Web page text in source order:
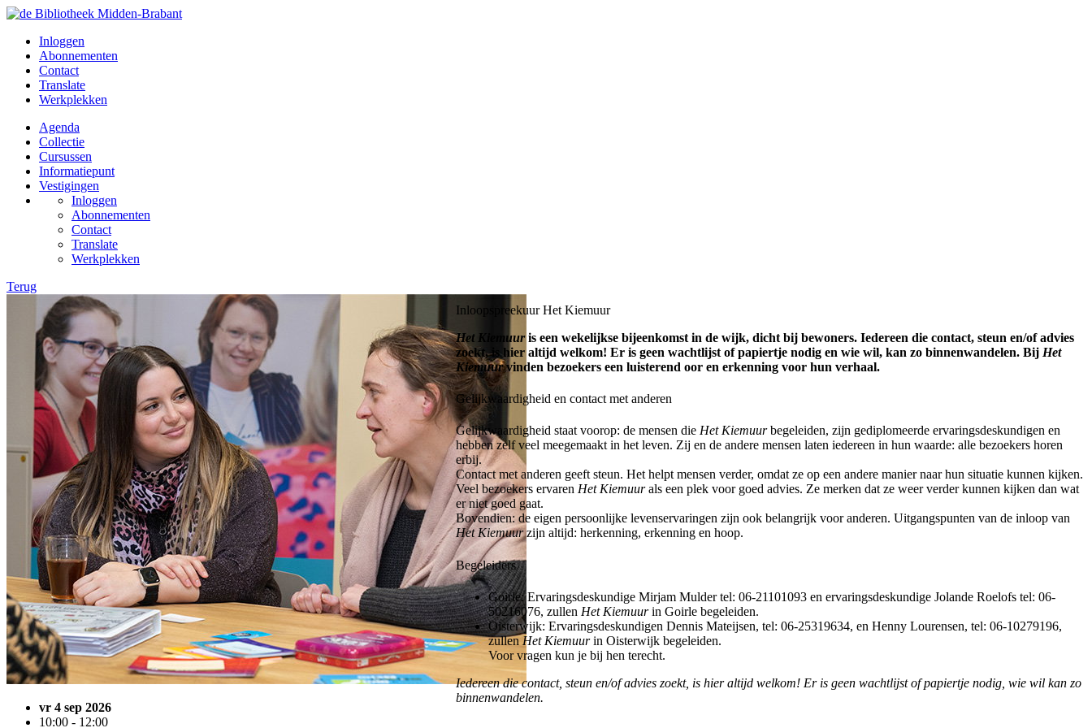
Inloggen
Abonnementen
Contact
Translate
Werkplekken
Agenda
Collectie
Cursussen
Informatiepunt
Vestigingen
Inloggen
Abonnementen
Contact
Translate
Werkplekken
Terug
vr 4 sep 2026
10:00 - 12:00
Inloopspreekuur Het Kiemuur
Het Kiemuuris een wekelijkse bijeenkomst in de wijk, dicht bij bewoners. Iedereen die contact, steun en/of advies
zoekt, is hier altijd welkom! Er is geen wachtlijst of papiertje nodig en wie wil, kan zo binnenwandelen. Bij Het
Kiemuurvinden bezoekers een luisterend oor en erkenning voor hun verhaal.
Gelijkwaardigheid en contact met anderen
Gelijkwaardigheid staat voorop: de mensen die Het Kiemuurbegeleiden, zijn gediplomeerde ervaringsdeskundigen en
hebben zelf veel meegemaakt in het leven. Zij en de andere mensen laten iedereen in hun waarde: alle bezoekers horen
erbij.
Contact met anderen geeft steun. Het helpt mensen verder, omdat ze op een andere manier naar hun situatie kunnen kijken.
Veel bezoekers ervaren Het Kiemuurals een plek voor goed advies. Ze merken dat ze weer verder kunnen kijken dan wat
er niet goed gaat.
Bovendien: de eigen persoonlijke levenservaringen zijn ook belangrijk voor anderen. Uitgangspunten van de inloop van
Het Kiemuurzijn altijd: herkenning, erkenning en hoop.
Begeleiders
Goirle: Ervaringsdeskundige Mirjam Mulder tel: 06-21101093 en ervaringsdeskundige Jolande Roelofs tel: 06-
50216076, zullen Het Kiemuurin Goirle begeleiden.
Oisterwijk: Ervaringsdeskundigen Dennis Mateijsen, tel: 06-25319634, en Henny Lourensen, tel: 06-10279196,
zullenHet Kiemuurin Oisterwijk begeleiden.
Voor vragen kun je bij hen terecht.
Iedereen die contact, steun en/of advies zoekt, is hier altijd welkom! Er is geen wachtlijst of papiertje nodig, wie wil kan zo
binnenwandelen.